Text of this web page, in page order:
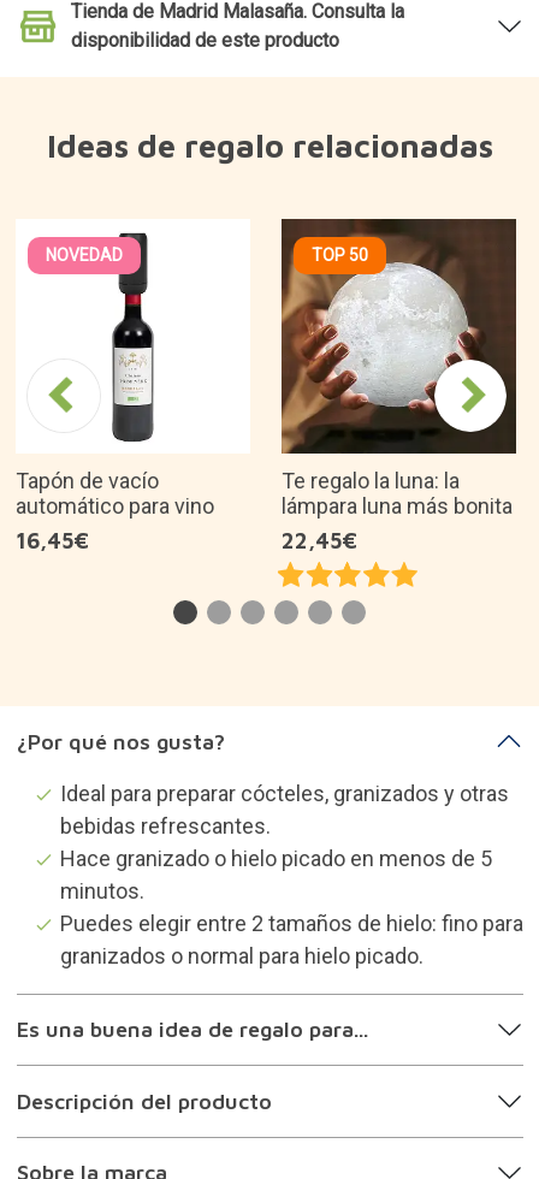
Tienda de Madrid Malasaña. Consulta la
disponibilidad de este producto
Ideas de regalo relacionadas
NOVEDAD
Tapón de vacío
automático para vino
TOP 50
Te regalo la luna: la
lámpara luna más bonita
22,45€
Ideal para preparar cócteles, granizados y otras
bebidas refrescantes.
Hace granizado o hielo picado en menos de 5
minutos.
Puedes elegir entre 2 tamaños de hielo: fino para
granizados o normal para hielo picado.
Es una buena idea de regalo para...
Descripción del producto